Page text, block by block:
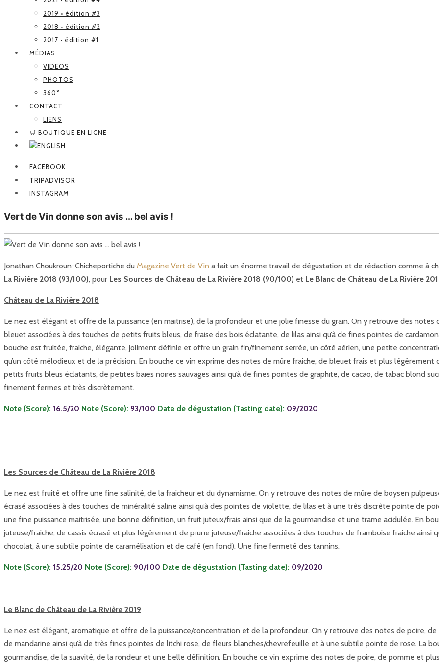
2019 • édition #3
2018 • édition #2
2017 • édition #1
MÉDIAS
VIDEOS
PHOTOS
360°
CONTACT
LIENS
🛒 BOUTIQUE EN LIGNE
FACEBOOK
TRIPADVISOR
INSTAGRAM
Vert de Vin donne son avis … bel avis !
Jonathan Choukroun-Chicheportiche du Magazine Vert de Vin a fait un énorme travail de dégustation et de rédaction comme à
La Rivière 2018 (93/100), pour Les Sources de Château de La Rivière 2018 (90/100) et Le Blanc de Château de La Rivière
Château de La Rivière 2018
Le nez est élégant et offre de la puissance (en maitrise), de la profondeur et une jolie finesse du grain. On y retrouve des
bleuet associées à des touches de petits fruits bleus, de fraise des bois éclatante, de lilas ainsi qu’à de fines pointes de
bouche est fruitée, fraiche, élégante, joliment définie et offre un grain fin/finement serrée, un côté aérien, une petite
qu’un côté mélodieux et de la précision. En bouche ce vin exprime des notes de mûre fraiche, de bleuet frais et plus légèrement
petits fruits bleus éclatants, de petites baies noires sauvages ainsi qu’à de fines pointes de graphite, de cacao, de tabac blond
finement fermes et très discrètement.
Note (Score): 16.5/20 Note (Score): 93/100 Date de dégustation (Tasting date): 09/2020
Les Sources de Château de La Rivière 2018
Le nez est fruité et offre une fine salinité, de la fraicheur et du dynamisme. On y retrouve des notes de mûre de boysen
écrasé associées à des touches de minéralité saline ainsi qu’à des pointes de violette, de lilas et à une très discrète pointe de
une fine puissance maitrisée, une bonne définition, un fruit juteux/frais ainsi que de la gourmandise et une trame acidulée. En
juteuse/fraiche, de cassis écrasé et plus légèrement de prune juteuse/fraiche associées à des touches de framboise fraiche ainsi
chocolat, à une subtile pointe de caramélisation et de café (en fond). Une fine fermeté des tannins.
Note (Score): 15.25/20 Note (Score): 90/100 Date de dégustation (Tasting date): 09/2020
Le Blanc de Château de La Rivière 2019
Le nez est élégant, aromatique et offre de la puissance/concentration et de la profondeur. On y retrouve des notes de poire,
de mandarine ainsi qu’à de très fines pointes de litchi rose, de fleurs blanches/chevrefeuille et à une subtile pointe de rose. La
gourmandise, de la suavité, de la rondeur et une belle définition. En bouche ce vin exprime des notes de poire, de pomme et